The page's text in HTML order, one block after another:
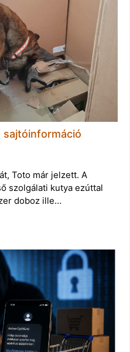
Toto már jelzett. A
szolgálati kutya ezúttal
doboz ille…